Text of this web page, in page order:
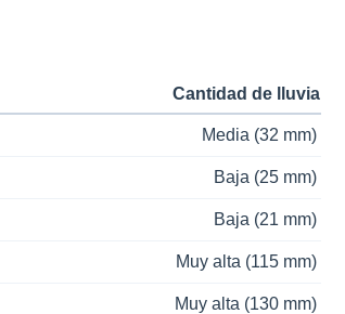
Cantidad de lluvia
Media (32 mm)
Baja (25 mm)
Baja (21 mm)
Muy alta (115 mm)
Muy alta (130 mm)